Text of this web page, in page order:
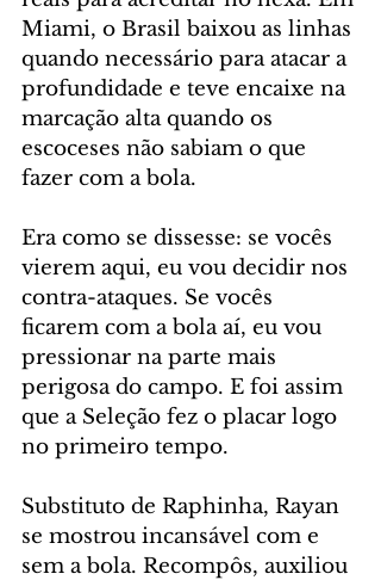
Miami, o Brasil baixou as linhas
quando necessário para atacar a
profundidade e teve encaixe na
marcação alta quando os
escoceses não sabiam o que
fazer com a bola.
Era como se dissesse: se vocês
vierem aqui, eu vou decidir nos
contra-ataques. Se vocês
ficarem com a bola aí, eu vou
pressionar na parte mais
perigosa do campo. E foi assim
que a Seleção fez o placar logo
no primeiro tempo.
Substituto de Raphinha, Rayan
se mostrou incansável com e
sem a bola. Recompôs, auxiliou